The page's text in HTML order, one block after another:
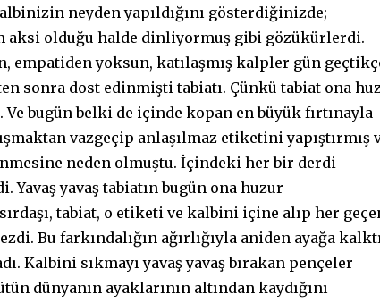
neyden yapıldığını gösterdiğinizde;
aksi olduğu halde dinliyormuş gibi gözükürlerdi.
empatiden yoksun, katılaşmış kalpler gün
sonra dost edinmişti tabiatı. Çünkü tabiat ona
bugün belki de içinde kopan en büyük fırtınayla
vazgeçip anlaşılmaz etiketini yapıştırmış
neden olmuştu. İçindeki her bir derdi
Yavaş yavaş tabiatın bugün ona huzur
tabiat, o etiketi ve kalbini içine alıp her
Bu farkındalığın ağırlığıyla aniden ayağa
Kalbini sıkmayı yavaş yavaş bırakan pençeler
dünyanın ayaklarının altından kaydığını